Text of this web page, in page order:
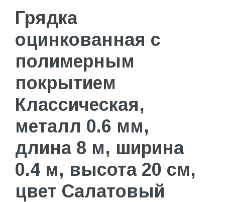
Грядка
оцинкованная с
полимерным
покрытием
Классическая,
металл 0.6 мм,
длина 8 м, ширина
0.4 м, высота 20 см,
цвет Салатовый